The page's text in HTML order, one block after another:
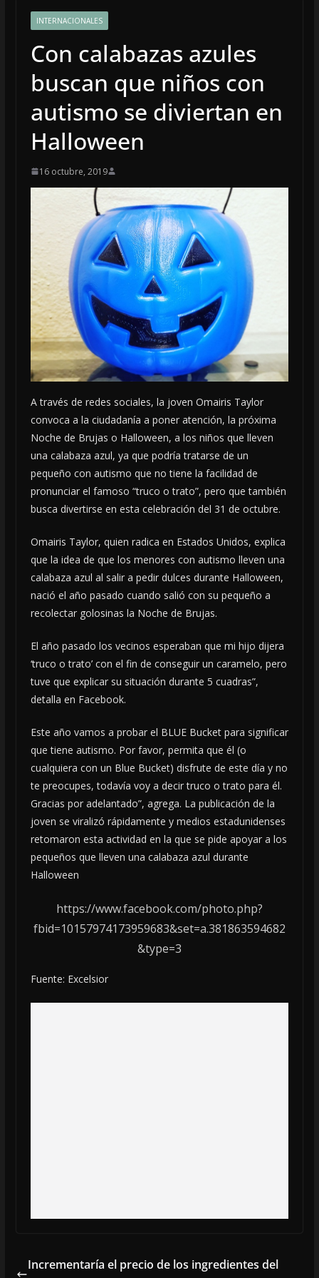
INTERNACIONALES
Con calabazas azules
buscan que niños con
autismo se diviertan en
Halloween
16 octubre, 2019
A través de redes sociales, la joven Omairis Taylor
convoca a la ciudadanía a poner atención, la próxima
Noche de Brujas o Halloween, a los niños que lleven
una calabaza azul, ya que podría tratarse de un
pequeño con autismo que no tiene la facilidad de
pronunciar el famoso “truco o trato”, pero que también
busca divertirse en esta celebración del 31 de octubre.
Omairis Taylor, quien radica en Estados Unidos, explica
que la idea de que los menores con autismo lleven una
calabaza azul al salir a pedir dulces durante Halloween,
nació el año pasado cuando salió con su pequeño a
recolectar golosinas la Noche de Brujas.
El año pasado los vecinos esperaban que mi hijo dijera
‘truco o trato’ con el fin de conseguir un caramelo, pero
tuve que explicar su situación durante 5 cuadras”,
detalla en Facebook.
Este año vamos a probar el BLUE Bucket para significar
que tiene autismo. Por favor, permita que él (o
cualquiera con un Blue Bucket) disfrute de este día y no
te preocupes, todavía voy a decir truco o trato para él.
Gracias por adelantado”, agrega. La publicación de la
joven se viralizó rápidamente y medios estadunidenses
retomaron esta actividad en la que se pide apoyar a los
pequeños que lleven una calabaza azul durante
Halloween
https://www.facebook.com/photo.php?
fbid=10157974173959683&set=a.381863594682
&type=3
Fuente: Excelsior
Incrementaría el precio de los ingredientes del